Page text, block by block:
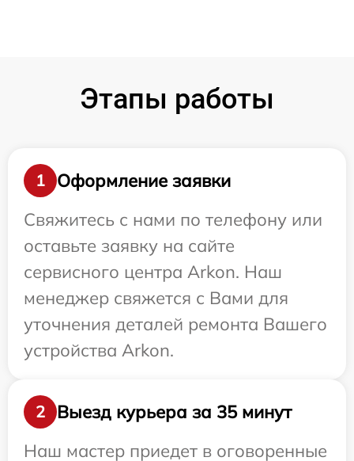
Этапы работы
1
Оформление заявки
Свяжитесь с нами по телефону или
оставьте заявку на сайте
сервисного центра Arkon. Наш
менеджер свяжется с Вами для
уточнения деталей ремонта Вашего
устройства Arkon.
2
Выезд курьера за 35 минут
Наш мастер приедет в оговоренные